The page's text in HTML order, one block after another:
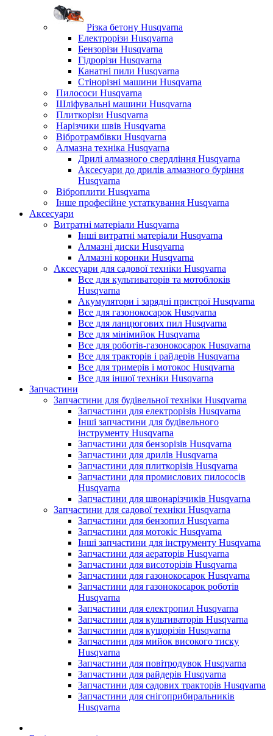
Різка бетону Husqvarna
Електрорізи Husqvarna
Бензорізи Husqvarna
Гідрорізи Husqvarna
Канатні пили Husqvarna
Стінорізні машини Husqvarna
Пилососи Husqvarna
Шліфувальні машини Husqvarna
Плиткорізи Husqvarna
Нарізчики швів Husqvarna
Вібротрамбівки Husqvarna
Алмазна техніка Husqvarna
Дрилі алмазного свердління Husqvarna
Аксесуари до дрилів алмазного буріння
Husqvarna
Віброплити Husqvarna
Інше професійне устаткування Husqvarna
Аксесуари
Витратні матеріали Husqvarna
Інші витратні матеріали Husqvarna
Алмазні диски Husqvarna
Алмазні коронки Husqvarna
Аксесуари для садової техніки Husqvarna
Все для культиваторів та мотоблоків
Husqvarna
Акумулятори і зарядні пристрої Husqvarna
Все для газонокосарок Husqvarna
Все для ланцюгових пил Husqvarna
Все для мінімийок Husqvarna
Все для роботів-газонокосарок Husqvarna
Все для тракторів і райдерів Husqvarna
Все для тримерів і мотокос Husqvarna
Все для іншої техніки Husqvarna
Запчастини
Запчастини для будівельної техніки Husqvarna
Запчастини для електрорізів Husqvarna
Інші запчастини для будівельного
інструменту Husqvarna
Запчастини для бензорізів Husqvarna
Запчастини для дрилів Husqvarna
Запчастини для плиткорізів Husqvarna
Запчастини для промислових пилососів
Husqvarna
Запчастини для швонарізчиків Husqvarna
Запчастини для садової техніки Husqvarna
Запчастини для бензопил Husqvarna
Запчастини для мотокіс Husqvarna
Інші запчастини для інструменту Husqvarna
Запчастини для аераторів Husqvarna
Запчастини для висоторізів Husqvarna
Запчастини для газонокосарок Husqvarna
Запчастини для газонокосарок роботів
Husqvarna
Запчастини для електропил Husqvarna
Запчастини для культиваторів Husqvarna
Запчастини для кущорізів Husqvarna
Запчастини для мийок високого тиску
Husqvarna
Запчастини для повітродувок Husqvarna
Запчастини для райдерів Husqvarna
Запчастини для садових тракторів Husqvarna
Запчастини для снігоприбиральників
Husqvarna